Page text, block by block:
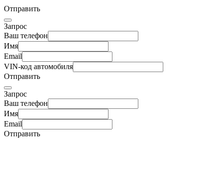
Отправить
Запрос
Ваш телефон
Имя
Email
VIN-код автомобиля
Отправить
Запрос
Ваш телефон
Имя
Email
Отправить